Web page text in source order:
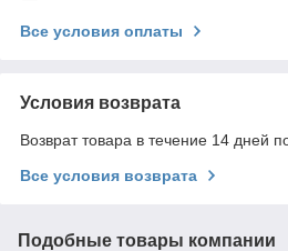
Все условия оплаты
Условия возврата
Возврат товара в течение 14 дней
Все условия возврата
Подобные товары компании